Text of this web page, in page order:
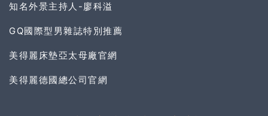
知名外景主持人-廖科溢
GQ國際型男雜誌特別推薦
美得麗床墊亞太母廠官網
美得麗德國總公司官網